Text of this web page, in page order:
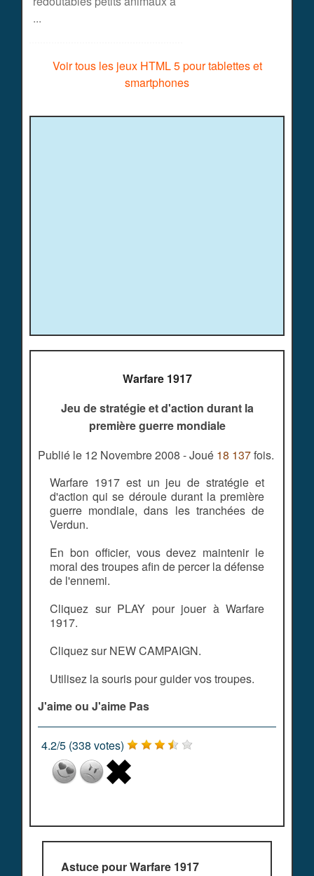
...
Voir tous les jeux HTML 5 pour tablettes et
smartphones
Warfare 1917
Jeu de stratégie et d'action durant la
première guerre mondiale
Publié le 12 Novembre 2008 - Joué 18 137fois.
Warfare 1917 est un jeu de stratégie et
d'action qui se déroule durant la première
guerre mondiale, dans les tranchées de
Verdun.
En bon officier, vous devez maintenir le
moral des troupes afin de percer la défense
de l'ennemi.
Cliquez sur PLAY pour jouer à Warfare
1917.
Cliquez sur NEW CAMPAIGN.
Utilisez la souris pour guider vos troupes.
J'aime ou J'aime Pas
4.2/5 (338 votes)
Astuce pourWarfare 1917